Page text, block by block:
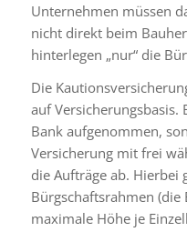
Unternehmen müssen
nicht direkt beim
hinterlegen „nur“ die
Die
auf Versicherungsbasis.
Bank aufgenommen,
Versicherung mit frei
die Aufträge ab. Hierbei
Bürgschaftsrahmen
maximale Höhe je